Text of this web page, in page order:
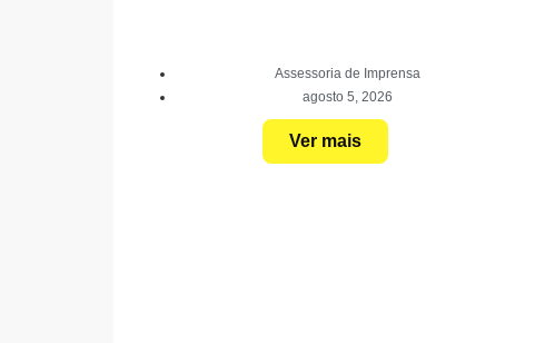
Assessoria de Imprensa
agosto 5, 2026
Ver mais